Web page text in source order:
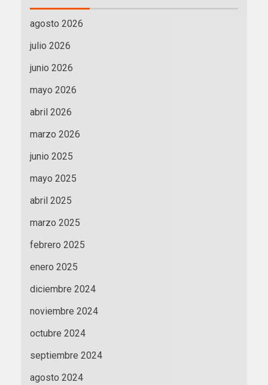
agosto 2026
julio 2026
junio 2026
mayo 2026
abril 2026
marzo 2026
junio 2025
mayo 2025
abril 2025
marzo 2025
febrero 2025
enero 2025
diciembre 2024
noviembre 2024
octubre 2024
septiembre 2024
agosto 2024